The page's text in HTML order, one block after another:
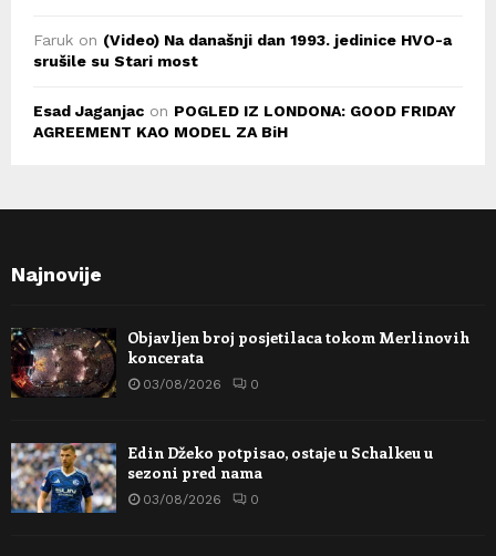
Faruk on (Video) Na današnji dan 1993. jedinice HVO-a
srušile su Stari most
Esad Jaganjac on POGLED IZ LONDONA: GOOD FRIDAY
AGREEMENT KAO MODEL ZA BiH
Najnovije
Objavljen broj posjetilaca tokom Merlinovih
koncerata
03/08/2026 0
Edin Džeko potpisao, ostaje u Schalkeu u
sezoni pred nama
03/08/2026 0